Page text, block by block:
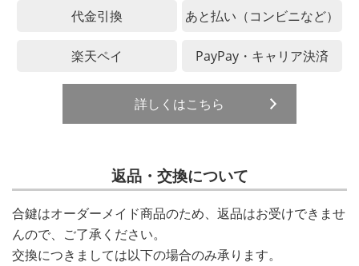
代金引換 あと払い（コンビニなど）
楽天ペイ PayPay・キャリア決済
詳しくはこちら
返品・交換について
合鍵はオーダーメイド商品のため、返品はお受けできませ
んので、ご了承ください。
交換につきましては以下の場合のみ承ります。